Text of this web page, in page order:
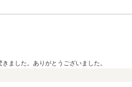
ました。ありがとうございました。